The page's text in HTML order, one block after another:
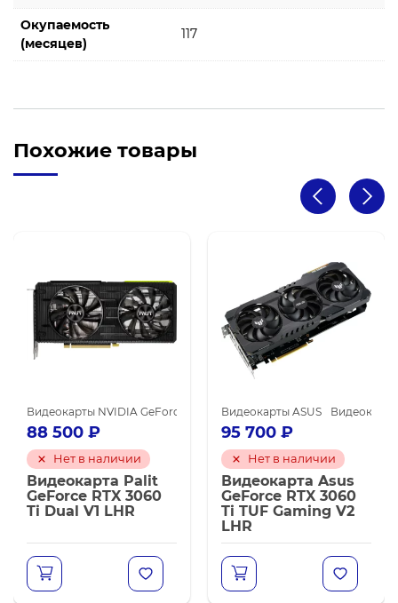
Окупаемость
(месяцев)
117
Похожие товары
NVIDIA для майнинга
NVIDIA GeForce GTX 1660 Ti Видеокарты NVIDIA для майнинга
Видеокарты NVIDIA GeForce RTX 3060 Ti Видеокарты NVIDIA для
88 500 ₽
Нет в наличии
Видеокарта Palit
GeForce RTX 3060
Ti Dual V1 LHR
Видеокарты ASUS
95 700 ₽
Нет в наличии
Видеокарта Asus
GeForce RTX 3060
Ti TUF Gaming V2
LHR